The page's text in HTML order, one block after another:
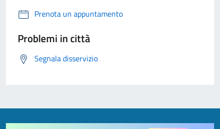
Prenota un appuntamento
Problemi in città
Segnala disservizio